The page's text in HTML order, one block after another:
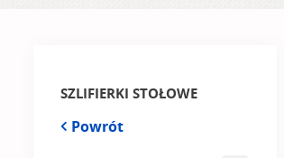
SZLIFIERKI STOŁOWE
Powrót